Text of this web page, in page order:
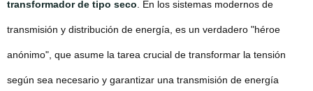
transformador de tipo seco . En los sistemas modernos de
transmisión y distribución de energía, es un verdadero "héroe
anónimo", que asume la tarea crucial de transformar la tensión
según sea necesario y garantizar una transmisión de energía